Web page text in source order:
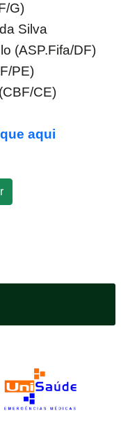
G)
Silva
(ASP.Fifa/DF)
PE)
CE)
aqui